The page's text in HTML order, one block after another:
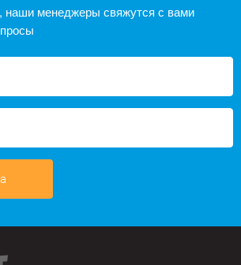
наши менеджеры свяжутся с вами